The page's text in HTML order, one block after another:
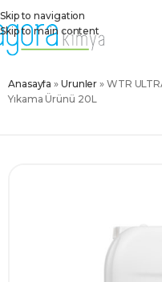
Skip to navigation
Skip to main content
Anasayfa » Ürünler » WTR
Yıkama Ürünü 20L